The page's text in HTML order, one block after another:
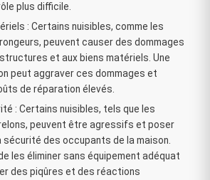
plus difficile.
: Certains nuisibles, comme les
peuvent causer des dommages
et aux biens matériels. Une
peut aggraver ces dommages et
de réparation élevés.
: Certains nuisibles, tels que les
peuvent être agressifs et poser
sécurité des occupants de la maison.
les éliminer sans équipement adéquat
des piqûres et des réactions